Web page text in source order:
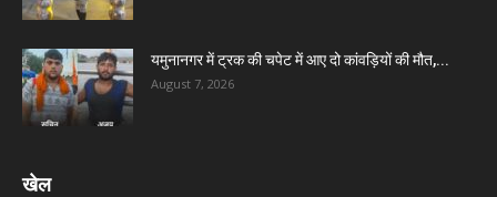
यमुनानगर में ट्रक की चपेट में आए दो कांवड़ियों की मौत,...
August 7, 2026
खेल